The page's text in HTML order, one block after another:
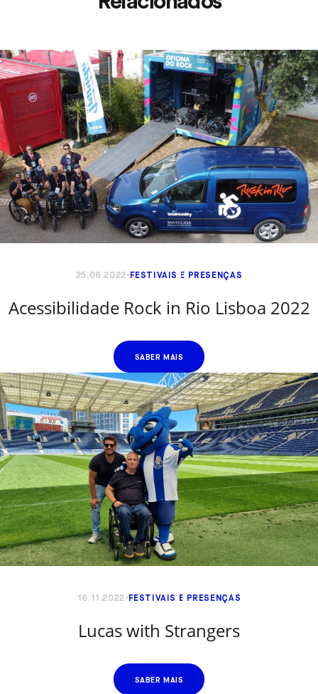
25.06.2022 FESTIVAIS E PRESENÇAS
Acessibilidade Rock in Rio Lisboa 2022
SABER MAIS
16.11.2022 FESTIVAIS E PRESENÇAS
Lucas with Strangers
SABER MAIS